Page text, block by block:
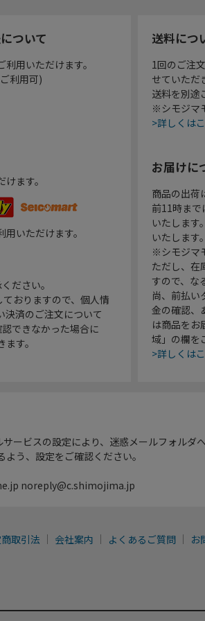
ついて
用いただけます。
利用可)
ます。
いただけます。
ださい。
おりますので、個人情
決済のご注文について
できなかった場合に
す。
送料につ
1回のご注
せていただ
送料を別途
※シモジマ
>詳しくは
お届けに
商品の出荷
前11時ま
いたします
いたします。
※シモジマ
ただし、在
すので、な
尚、前払い
金の確認、
は商品をお
域」の欄を
>詳しくは
ービスの設定により、迷惑メールフォルダ
う、設定をご確認ください。
noreply@c.shimojima.jp
取引法 会社案内 よくあるご質問 お